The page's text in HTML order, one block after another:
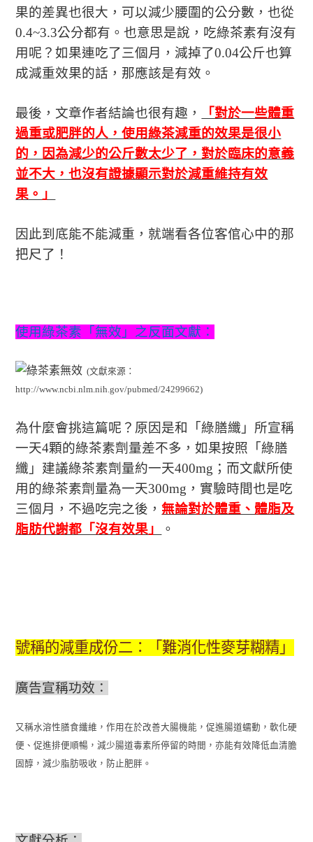
果的差異也很大，可以減少腰圍的公分數，也從
0.4~3.3公分都有。也意思是說，吃綠茶素有沒有
用呢？如果連吃了三個月，減掉了0.04公斤也算
成減重效果的話，那應該是有效。
最後，文章作者結論也很有趣，
「對於一些體重
過重或肥胖的人，使用綠茶減重的效果是很小
的，因為減少的公斤數太少了，對於臨床的意義
並不大，也沒有證據顯示對於減重維持有效
果。」
因此到底能不能減重，就端看各位客倌心中的那
把尺了！
使用綠茶素「無效」之反面文獻：
(文獻來源：
http://www.ncbi.nlm.nih.gov/pubmed/24299662)
為什麼會挑這篇呢？原因是和「綠膳纖」所宣稱
一天4顆的綠茶素劑量差不多，如果按照「綠膳
纖」建議綠茶素劑量約一天400mg；而文獻所使
用的綠茶素劑量為一天300mg，實驗時間也是吃
三個月，不過吃完之後，無論對於體重、體脂及
脂肪代謝都「沒有效果」
。
號稱的減重成份二：「難消化性麥芽糊精」
廣告宣稱功效：
又稱水溶性膳食纖維，作用在於改善大腸機能，促進腸道蠕動，軟化硬
便、促進排便順暢，減少腸道毒素所停留的時間，亦能有效降低血清膽
固醇，減少脂肪吸收，防止肥胖。